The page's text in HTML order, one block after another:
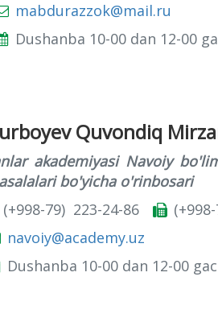
mabdurazzok@mail.ru
Dushanba 10-00 dan 12-00
Quvondiq
akademiyasi Navoiy
bo'yicha o'rinbosari
(+998-79) 223-24-86
navoiy@academy.uz
Dushanba 10-00 dan 12-00